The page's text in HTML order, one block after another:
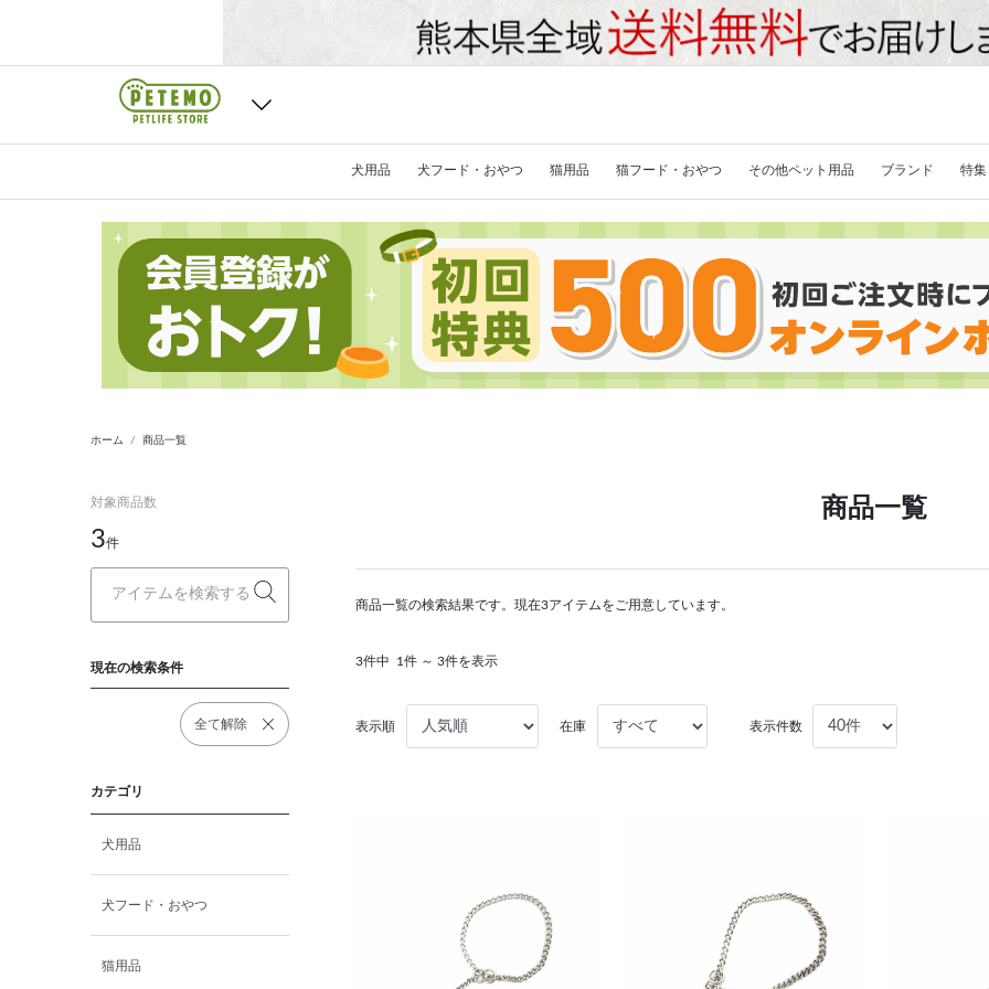
犬用品 犬フード・おやつ 猫用品 猫フード・おやつ その他ペット用品 ブランド 特集
ホーム 商品一覧
対象商品数
3件
現在の検索条件
全て解除
カテゴリ
犬用品
犬フード・おやつ
猫用品
商品一覧
商品一覧の検索結果です。現在3アイテムをご用意しています。
3件中 1件 ～ 3件を表示
表示順 在庫 表示件数